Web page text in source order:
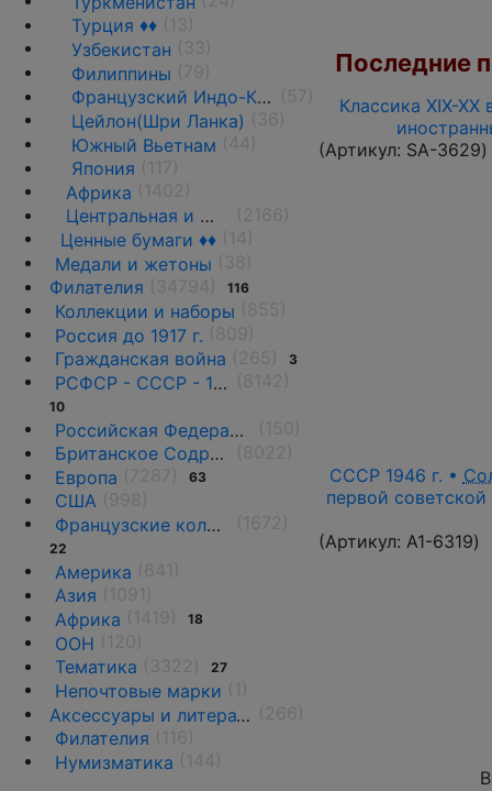
Турция ♦♦
Узбекистан
Филиппины
Французский Индо-Китай
Цейлон(Шри Ланка)
Южный Вьетнам
Япония
Африка
Центральная и Южная Америка
Ценные бумаги ♦♦
Медали и жетоны
Филателия
116
Коллекции и наборы
Россия до 1917 г.
Гражданская война
3
РСФСР - СССР - 1918 - 1991
10
Российская Федерация(1992 г.-н.д.)
Британское Содружество
Европа
63
США
Французские колонии и территории
22
Америка
Азия
Африка
18
ООН
Тематика
27
Непочтовые марки
Аксессуары и литература
Филателия
Нумизматика
Последние
Классика XIX-
(Артикул: SA-3629)
СССР 1946 г. •
первой
(Артикул: A1-6319)